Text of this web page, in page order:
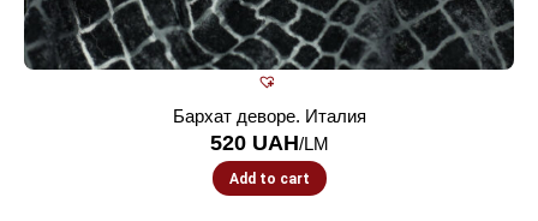
Бархат деворе. Италия
520 UAH/LM
Add to cart